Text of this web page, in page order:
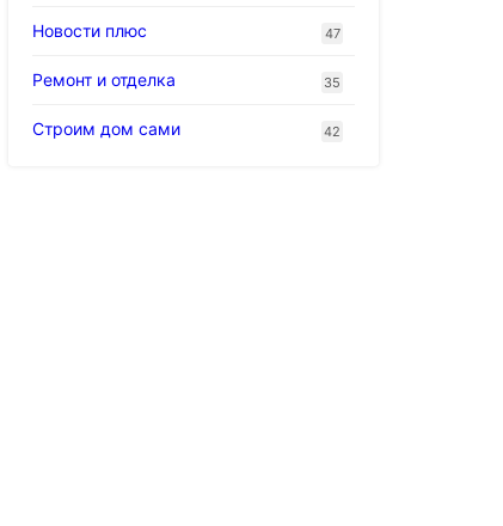
Новости плюс 47
Ремонт и отделка 35
Строим дом сами 42